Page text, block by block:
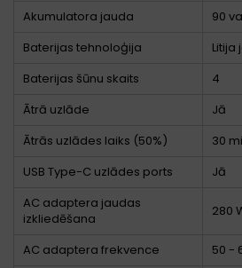
Akumulatora jauda
90
Baterijas tehnoloģija
Litija
Baterijas šūnu skaits
4
Ātrā uzlāde
Jā
Ātrās uzlādes laiks (50%)
30
USB Type-C uzlādes ports
Jā
AC adaptera jaudas
izkliedēšana
280
AC adaptera frekvence
50 -